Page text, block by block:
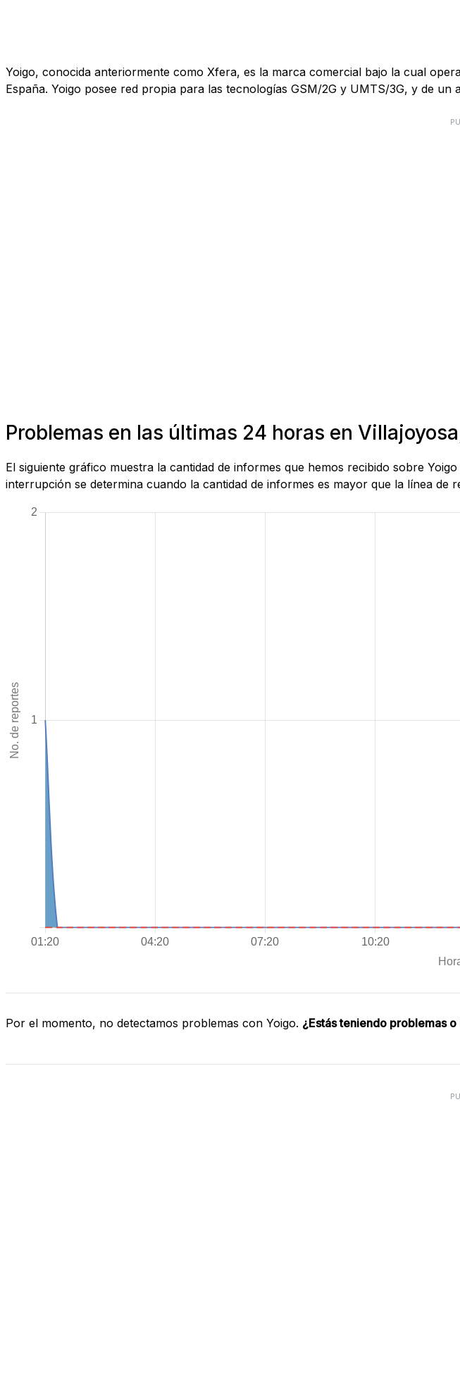
Yoigo, conocida anteriormente como Xfera, es la marca comercial bajo la cual
España. Yoigo posee red propia para las tecnologías GSM/2G y UMTS/3G, y de
Problemas en las últimas 24 horas en
El siguiente gráfico muestra la cantidad de informes que hemos recibido sobre
interrupción se determina cuando la cantidad de informes es mayor que la línea de
Por el momento, no detectamos problemas con Yoigo. ¿Estás teniendo problemas